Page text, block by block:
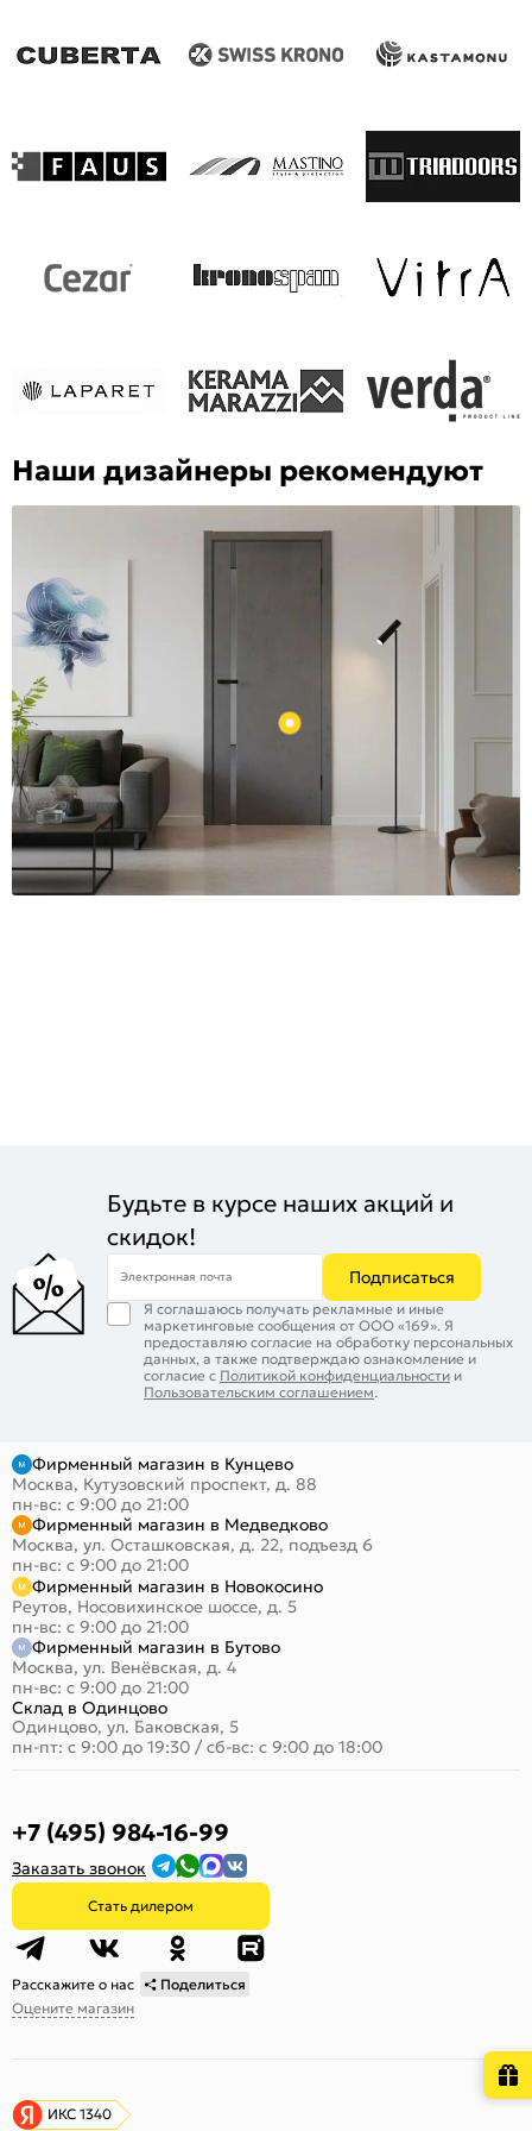
Наши дизайнеры рекомендуют
Будьте в курсе наших акций и
скидок!
Электронная почта Подписаться
Я соглашаюсь получать рекламные и иные
маркетинговые сообщения от ООО «169». Я
предоставляю согласие на обработку персональных
данных, а также подтверждаю ознакомление и
согласие с Политикой конфиденциальности и
Пользовательским соглашением.
Фирменный магазин в Кунцево
Москва, Кутузовский проспект, д. 88
пн-вс: с 9:00 до 21:00
Фирменный магазин в Медведково
Москва, ул. Осташковская, д. 22, подъезд 6
пн-вс: с 9:00 до 21:00
Фирменный магазин в Новокосино
Реутов, Носовихинское шоссе, д. 5
пн-вс: с 9:00 до 21:00
Фирменный магазин в Бутово
Москва, ул. Венёвская, д. 4
пн-вс: с 9:00 до 21:00
Склад в Одинцово
Одинцово, ул. Баковская, 5
пн-пт: с 9:00 до 19:30 / сб-вс: с 9:00 до 18:00
+7 (495) 984-16-99
Заказать звонок
Стать дилером
Расскажите о нас
Поделиться
Оцените магазин
ИКС 1340